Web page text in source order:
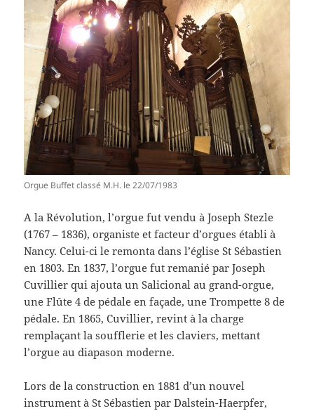
Orgue Buffet classé M.H. le 22/07/1983
A la Révolution, l’orgue fut vendu à Joseph Stezle
(1767 – 1836), organiste et facteur d’orgues établi à
Nancy. Celui-ci le remonta dans l’église St Sébastien
en 1803. En 1837, l’orgue fut remanié par Joseph
Cuvillier qui ajouta un Salicional au grand-orgue,
une Flûte 4 de pédale en façade, une Trompette 8 de
pédale. En 1865, Cuvillier, revint à la charge
remplaçant la soufflerie et les claviers, mettant
l’orgue au diapason moderne.
Lors de la construction en 1881 d’un nouvel
instrument à St Sébastien par Dalstein-Haerpfer,